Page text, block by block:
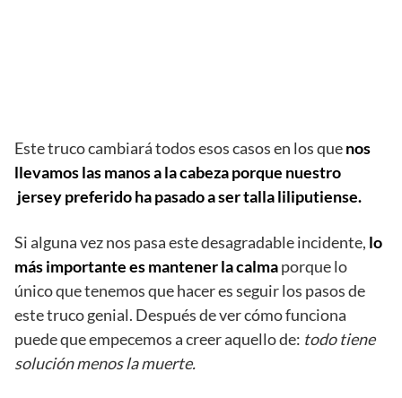
Este truco cambiará todos esos casos en los quenos
llevamos las manos a la cabeza porque nuestro
jersey preferido ha pasado a ser talla liliputiense.
Si alguna vez nos pasa este desagradable incidente, lo
más importante es mantener la calmaporque lo
único que tenemos que hacer es seguir los pasos de
este truco genial. Después de ver cómo funciona
puede que empecemos a creer aquello de: todo tiene
solución menos la muerte.